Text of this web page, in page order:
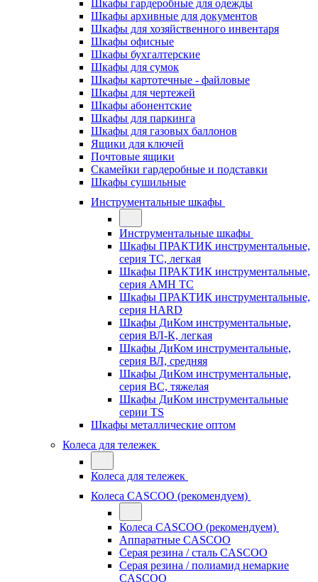
Шкафы гардеробные для одежды
Шкафы архивные для документов
Шкафы для хозяйственного инвентаря
Шкафы офисные
Шкафы бухгалтерские
Шкафы для сумок
Шкафы картотечные - файловые
Шкафы для чертежей
Шкафы абонентские
Шкафы для паркинга
Шкафы для газовых баллонов
Ящики для ключей
Почтовые ящики
Скамейки гардеробные и подставки
Шкафы сушильные
Инструментальные шкафы
Инструментальные шкафы
Шкафы ПРАКТИК инструментальные,
серия ТC, легкая
Шкафы ПРАКТИК инструментальные,
серия AMH TC
Шкафы ПРАКТИК инструментальные,
серия HARD
Шкафы ДиКом инструментальные,
cерия ВЛ-К, легкая
Шкафы ДиКом инструментальные,
серия ВЛ, средняя
Шкафы ДиКом инструментальные,
серия ВС, тяжелая
Шкафы ДиКом инструментальные
серии TS
Шкафы металлические оптом
Колеса для тележек
Колеса для тележек
Колеса CASCOO (рекомендуем)
Колеса CASCOO (рекомендуем)
Аппаратные CASCOO
Серая резина / сталь CASCOO
Серая резина / полиамид немаркие
CASCOO